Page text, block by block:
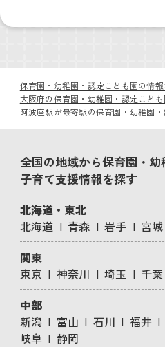
保育園・幼稚園・認定こども園の情
大阪府の保育園・幼稚園・認定こど
阿波座駅が最寄駅の保育園・幼稚園
全国の地域から保育園・幼
子育て支援情報を探す
北海道・東北
北海道
青森 岩手 宮城
関東
東京
神奈川 埼玉 千葉
中部
新潟
富山 石川 福井
岐阜
静岡